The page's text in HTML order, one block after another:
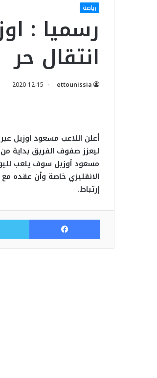
رياضة
رسميا :
انتقال حر
ettounissia
2020-12-15
أعلن اللاعب مسعود اوزيل
ليعزز صفوف الفريق بداية
مسعود أوزيل سوف يلعب
الانقليزي خاصة وأن عقده
إرتباط.
فيسبوك